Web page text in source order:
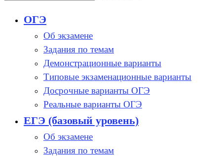
ОГЭ
Об экзамене
Задания по темам
Демонстрационные варианты
Типовые экзаменационные варианты
Досрочные варианты ОГЭ
Реальные варианты ОГЭ
ЕГЭ (базовый уровень)
Об экзамене
Задания по темам